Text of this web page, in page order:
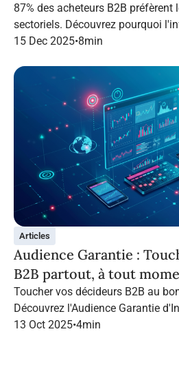
87% des acheteurs B2B préfèrent
sectoriels. Découvrez pourquoi
en 2026 et comment structurer
15 Dec 2025•8min
Articles
Audience Garantie :
B2B partout, à tout
Toucher vos décideurs B2B au
Découvrez l'Audience Garantie
suivez vos cibles tout au long de
13 Oct 2025•4min